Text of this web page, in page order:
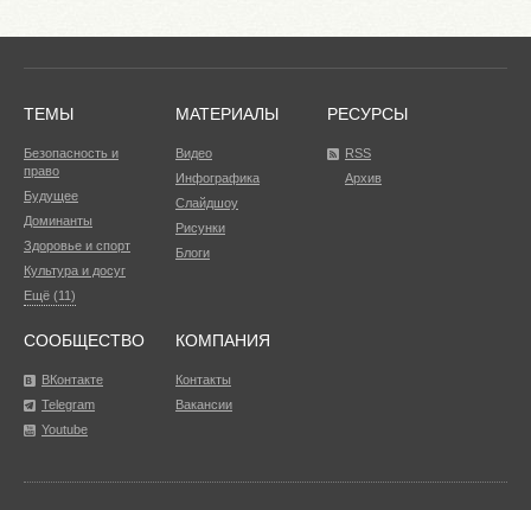
ТЕМЫ
Безопасность и
право
Будущее
Доминанты
Здоровье и спорт
Культура и досуг
Ещё (11)
МАТЕРИАЛЫ
Видео
Инфографика
Слайдшоу
Рисунки
Блоги
РЕСУРСЫ
RSS
Архив
СООБЩЕСТВО
ВКонтакте
Telegram
Youtube
КОМПАНИЯ
Контакты
Вакансии